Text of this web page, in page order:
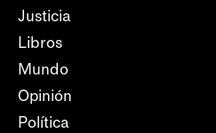
Justicia
Libros
Mundo
Opinión
Política